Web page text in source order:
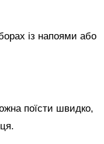
із напоями або
поїсти швидко,